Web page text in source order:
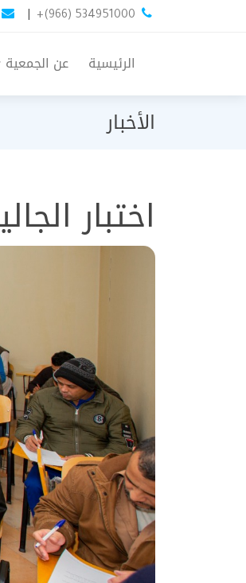
+(966) 534951000
الرئيسية عن الجمعية
الأخبار
اختبار